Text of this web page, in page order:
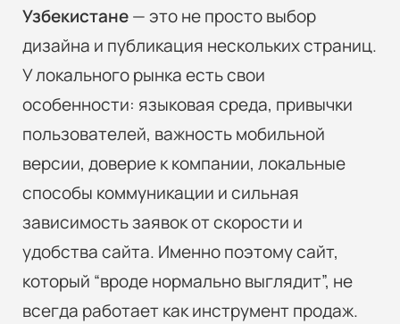
Узбекистане— это не просто выбор
дизайна и публикация нескольких страниц.
У локального рынка есть свои
особенности: языковая среда, привычки
пользователей, важность мобильной
версии, доверие к компании, локальные
способы коммуникации и сильная
зависимость заявок от скорости и
удобства сайта. Именно поэтому сайт,
который “вроде нормально выглядит”, не
всегда работает как инструмент продаж.